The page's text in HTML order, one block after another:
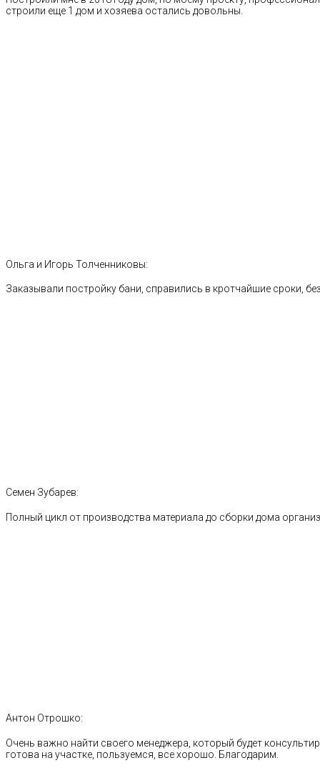
строили еще 1 дом и хозяева остались довольны.
Ольга и Игорь Толченниковы:
Заказывали постройку бани, справились в кротчайшие сроки,
Семен Зубарев:
Полный цикл от производства материала до сборки дома
Антон Отрошко:
Очень важно найти своего менеджера, который будет
готова на участке, пользуемся, все хорошо. Благодарим.